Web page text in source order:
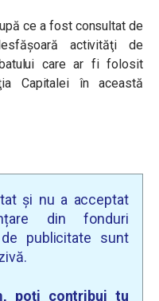
ce a fost consultat de
activităţi de
care ar fi folosit
Capitalei în această
și nu a acceptat
din fonduri
de publicitate sunt
poți contribui tu